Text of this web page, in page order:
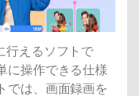
行えるソフトで
に操作できる仕様
では、画面録画を